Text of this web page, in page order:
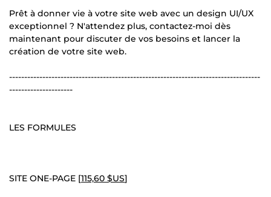
Prêt à donner vie à votre site web avec un design UI/UX
exceptionnel ? N'attendez plus, contactez-moi dès
maintenant pour discuter de vos besoins et lancer la
création de votre site web.
-----------------------------------------------------------------------------------
---------------------
LES FORMULES
SITE ONE-PAGE [115,60 $US]